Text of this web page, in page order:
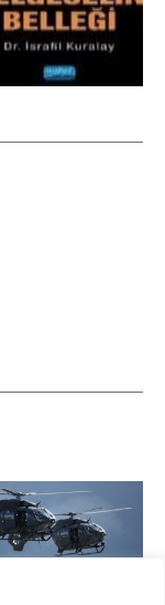
savaş helikopterleri